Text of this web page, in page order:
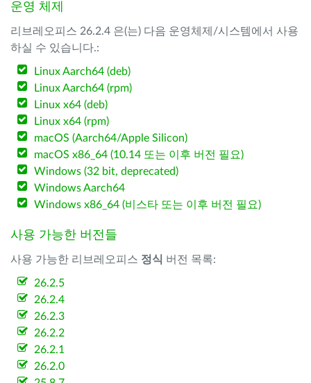
운영 체제
리브레오피스 26.2.4 은(는) 다음 운영체제/시스템에서 사용
하실 수 있습니다.:
Linux Aarch64 (deb)
Linux Aarch64 (rpm)
Linux x64 (deb)
Linux x64 (rpm)
macOS (Aarch64/Apple Silicon)
macOS x86_64 (10.14 또는 이후 버전 필요)
Windows (32 bit, deprecated)
Windows Aarch64
Windows x86_64 (비스타 또는 이후 버전 필요)
사용 가능한 버전들
사용 가능한 리브레오피스 정식 버전 목록:
26.2.5
26.2.4
26.2.3
26.2.2
26.2.1
26.2.0